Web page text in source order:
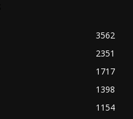
3562
2351
1717
1398
1154